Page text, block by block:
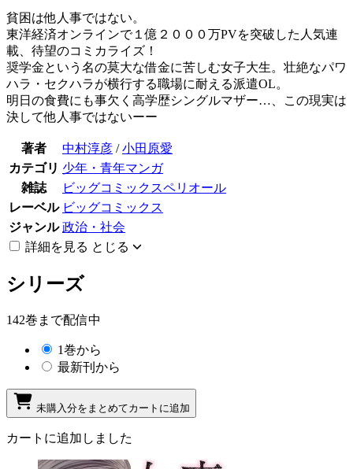
貧困は他人事ではない。
東洋経済オンラインで１億２０００万PVを突破した人気連
載、待望のコミカライズ！
奨学金という名の莫大な借金に苦しむ女子大生。壮絶なパワ
ハラ・セクハラが横行する職場に耐える派遣OL。
明日の食費にも事欠く高学歴シングルマザー…、この現実は
決して他人事ではないーー
著者 中村淳彦 /小田原愛
カテゴリ 少年・青年マンガ
雑誌
ビッグコミックスペリオール
レーベル ビッグコミックス
ジャンル 政治・社会
詳細を見る とじる
シリーズ
142巻まで配信中
1巻から
最新刊から
未購入分をまとめてカートに追加
カートに追加しました